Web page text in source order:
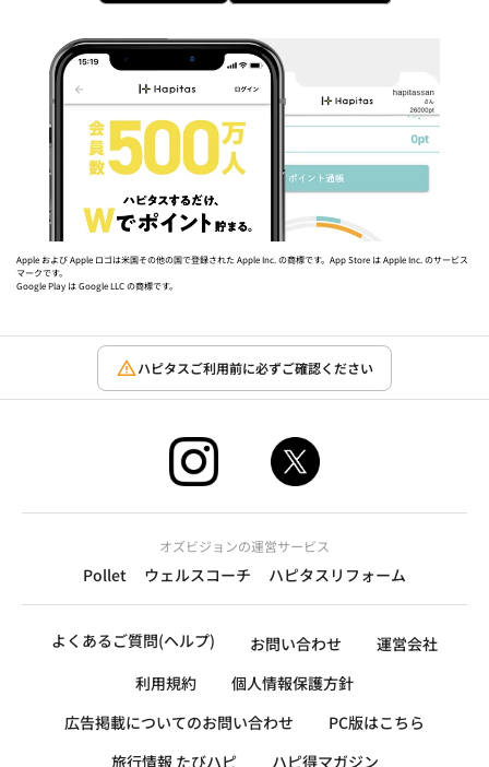
Apple および Apple ロゴは米国その他の国で登録された Apple Inc. の商標です。App Store は Apple Inc. のサービス
マークです。
Google Play は Google LLC の商標です。
ハピタスご利用前に必ずご確認ください
オズビジョンの運営サービス
Pollet ウェルスコーチ ハピタスリフォーム
よくあるご質問(ヘルプ) お問い合わせ
運営会社
利用規約
個人情報保護方針
広告掲載についてのお問い合わせ
PC版はこちら
旅行情報 たびハピ
ハピ得マガジン